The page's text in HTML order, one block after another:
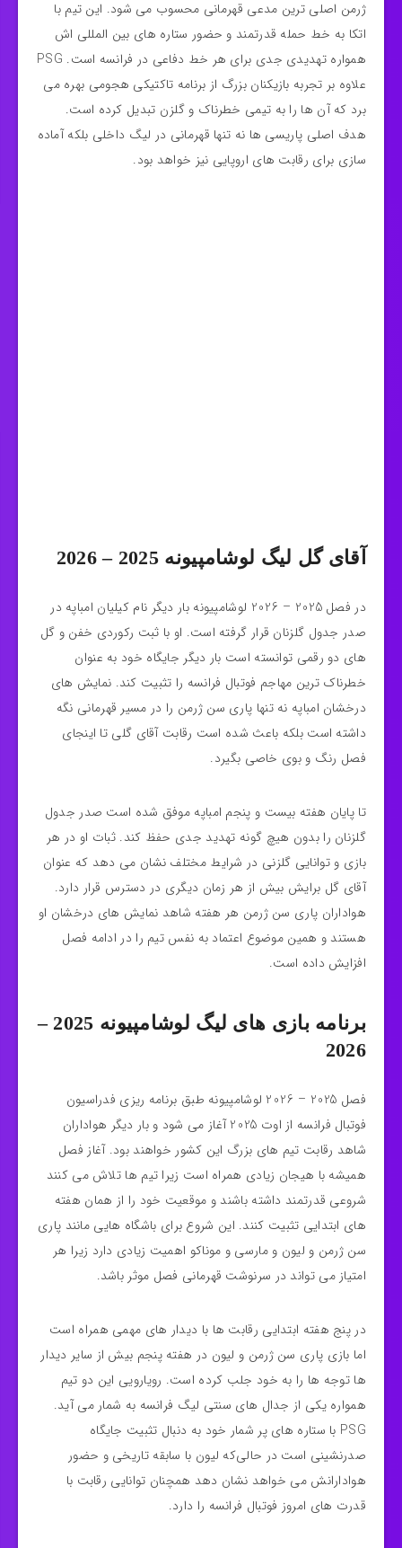
ژرمن اصلی‌ ترین مدعی قهرمانی محسوب می‌ شود. این تیم با
اتکا به خط حمله قدرتمند و حضور ستاره‌ های بین‌ المللی‌ اش
همواره تهدیدی جدی برای هر خط دفاعی در فرانسه است. PSG
علاوه بر تجربه بازیکنان بزرگ از برنامه تاکتیکی هجومی بهره می‌
برد که آن‌ ها را به تیمی خطرناک و گلزن تبدیل کرده است.
هدف اصلی پاریسی‌ ها نه‌ تنها قهرمانی در لیگ داخلی بلکه آماده‌
سازی برای رقابت‌ های اروپایی نیز خواهد بود.
آقای گل لیگ لوشامپیونه 2025 – 2026
در فصل 2025 – 2026 لوشامپیونه بار دیگر نام کیلیان امباپه در
صدر جدول گلزنان قرار گرفته است. او با ثبت رکوردی خفن و گل‌
های دو رقمی توانسته است بار دیگر جایگاه خود به عنوان
خطرناک‌ ترین مهاجم فوتبال فرانسه را تثبیت کند. نمایش‌ های
درخشان امباپه نه‌ تنها پاری سن ژرمن را در مسیر قهرمانی نگه
داشته است بلکه باعث شده است رقابت آقای گلی تا اینجای
فصل رنگ و بوی خاصی بگیرد.
تا پایان هفته بیست و پنجم امباپه موفق شده است صدر جدول
گلزنان را بدون هیچ‌ گونه تهدید جدی حفظ کند. ثبات او در هر
بازی و توانایی گلزنی در شرایط مختلف نشان می‌ دهد که عنوان
آقای گل برایش بیش از هر زمان دیگری در دسترس قرار دارد.
هواداران پاری سن ژرمن هر هفته شاهد نمایش‌ های درخشان او
هستند و همین موضوع اعتماد به نفس تیم را در ادامه فصل
افزایش داده است.
برنامه بازی‌ های لیگ لوشامپیونه 2025 –
2026
فصل 2025 – 2026 لوشامپیونه طبق برنامه‌ ریزی فدراسیون
فوتبال فرانسه از اوت 2025 آغاز می‌ شود و بار دیگر هواداران
شاهد رقابت تیم‌ های بزرگ این کشور خواهند بود. آغاز فصل
همیشه با هیجان زیادی همراه است زیرا تیم‌ ها تلاش می‌ کنند
شروعی قدرتمند داشته باشند و موقعیت خود را از همان هفته‌
های ابتدایی تثبیت کنند. این شروع برای باشگاه‌ هایی مانند پاری
سن ژرمن و لیون و مارسی و موناکو اهمیت زیادی دارد زیرا هر
امتیاز می‌ تواند در سرنوشت قهرمانی فصل موثر باشد.
در پنج هفته ابتدایی رقابت‌ ها با دیدار های مهمی همراه است
اما بازی پاری سن ژرمن و لیون در هفته پنجم بیش از سایر دیدار
ها توجه‌ ها را به خود جلب کرده است. رویارویی این دو تیم
همواره یکی از جدال‌ های سنتی لیگ فرانسه به شمار می‌ آید.
PSG با ستاره‌ های پر شمار خود به دنبال تثبیت جایگاه
صدرنشینی است در حالی‌که لیون با سابقه تاریخی و حضور
هوادارانش می‌ خواهد نشان دهد همچنان توانایی رقابت با
قدرت‌ های امروز فوتبال فرانسه را دارد.